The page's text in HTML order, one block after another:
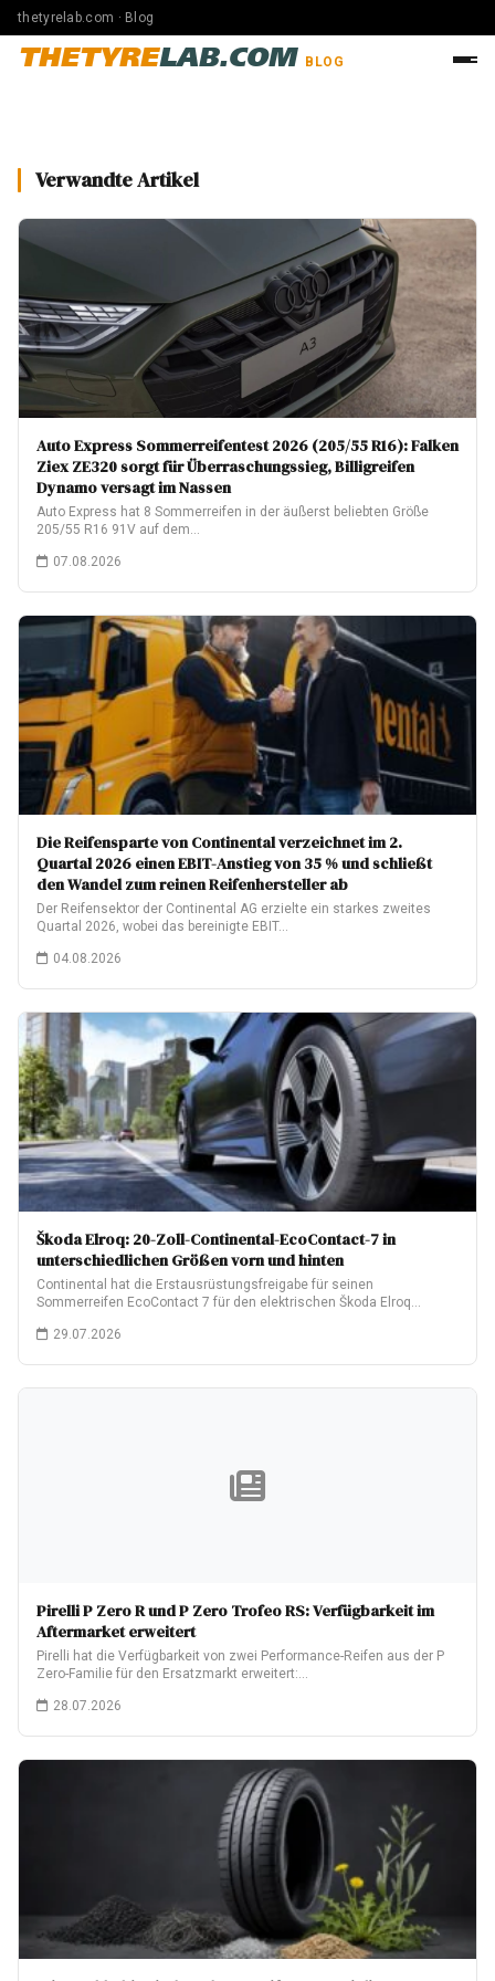
thetyrelab.com · Blog
THETYRELAB.COM BLOG
Verwandte Artikel
Auto Express Sommerreifentest 2026 (205/55 R16): Falken
Ziex ZE320 sorgt für Überraschungssieg, Billigreifen
Dynamo versagt im Nassen
Auto Express hat 8 Sommerreifen in der äußerst beliebten Größe
205/55 R16 91V auf dem…
07.08.2026
Die Reifensparte von Continental verzeichnet im 2.
Quartal 2026 einen EBIT-Anstieg von 35 % und schließt
den Wandel zum reinen Reifenhersteller ab
Der Reifensektor der Continental AG erzielte ein starkes zweites
Quartal 2026, wobei das bereinigte EBIT…
04.08.2026
Škoda Elroq: 20-Zoll-Continental-EcoContact-7 in
unterschiedlichen Größen vorn und hinten
Continental hat die Erstausrüstungsfreigabe für seinen
Sommerreifen EcoContact 7 für den elektrischen Škoda Elroq
29.07.2026
Pirelli P Zero R und P Zero Trofeo RS: Verfügbarkeit im
Aftermarket erweitert
Pirelli hat die Verfügbarkeit von zwei Performance-Reifen aus der P
Zero-Familie für den Ersatzmarkt erweitert:…
28.07.2026